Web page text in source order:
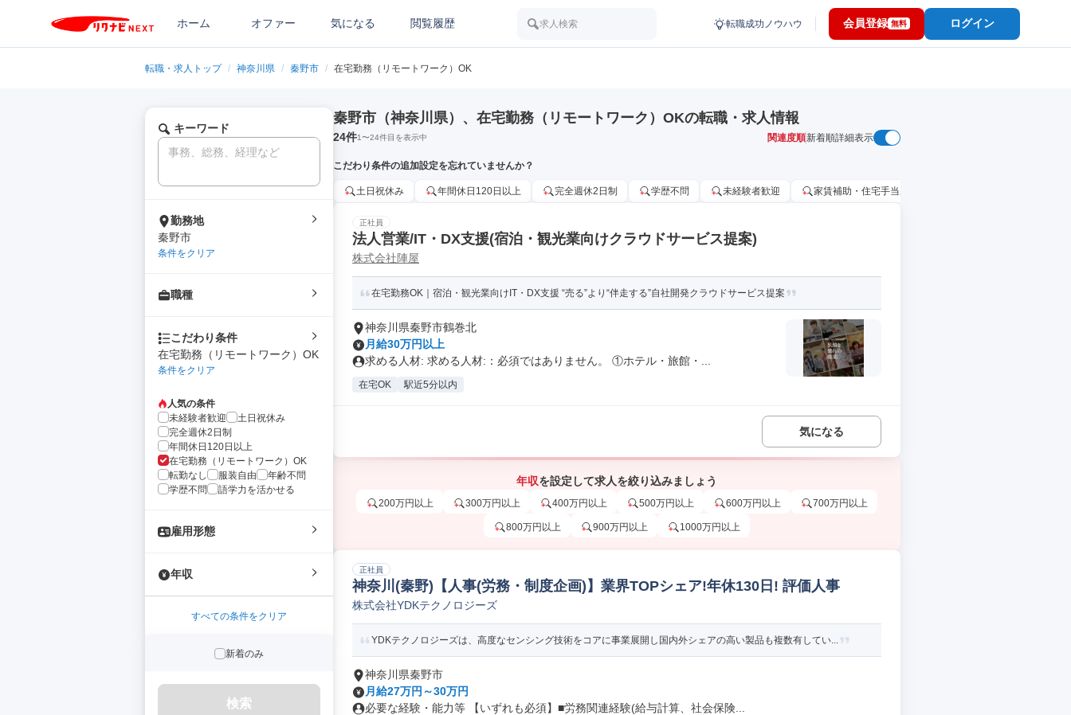
ホーム オファー 気になる 閲覧履歴 求人検索 転職成功ノウハウ 会員登録 無料 ログイン
転職・求人トップ / 神奈川県 / 秦野市 / 在宅勤務（リモートワーク）OK
キーワード
勤務地
秦野市
条件をクリア
職種
こだわり条件
在宅勤務（リモートワーク）OK
条件をクリア
人気の条件
未経験者歓迎
土日祝休み
完全週休2日制
年間休日120日以上
在宅勤務（リモートワーク）OK
転勤なし
服装自由
年齢不問
学歴不問
語学力を活かせる
雇用形態
年収
すべての条件をクリア
新着のみ
検索
秦野市（神奈川県）、在宅勤務（リモートワーク）OKの転職・求人情報
24件1〜24件目を表示中 関連度順新着順詳細表示
こだわり条件の追加設定を忘れていませんか？
土日祝休み 年間休日120日以上 完全週休2日制 学歴不問 未経験者歓迎 家賃補助・住宅手当あり
正社員
法人営業/IT・DX支援(宿泊・観光業向けクラウドサービス提案)
株式会社陣屋
在宅勤務OK｜宿泊・観光業向けIT・DX支援 “売る”より“伴走する”自社開発クラウドサービス提案
神奈川県秦野市鶴巻北
月給30万円以上
求める人材: 求める人材:：必須ではありません。 ①ホテル・旅館・...
在宅OK 駅近5分以内
気になる
年収を設定して求人を絞り込みましょう
200万円以上 300万円以上 400万円以上 500万円以上 600万円以上 700万円以上
800万円以上 900万円以上 1000万円以上
正社員
神奈川(秦野)【人事(労務・制度企画)】業界TOPシェア!年休130日! 評価人事
株式会社YDKテクノロジーズ
YDKテクノロジーズは、高度なセンシング技術をコアに事業展開し国内外シェアの高い製品も複数有してい...
神奈川県秦野市
月給27万円～30万円
必要な経験・能力等 【いずれも必須】■労務関連経験(給与計算、社会保険...